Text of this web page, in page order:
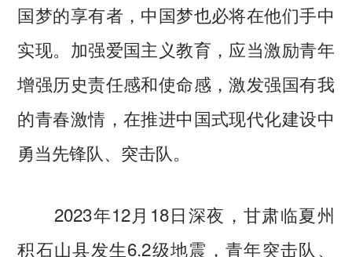
国梦的享有者，中国梦也必将在他们手中
实现。加强爱国主义教育，应当激励青年
增强历史责任感和使命感，激发强国有我
的青春激情，在推进中国式现代化建设中
勇当先锋队、突击队。
2023年12月18日深夜，甘肃临夏州
积石山县发生6.2级地震，青年突击队、